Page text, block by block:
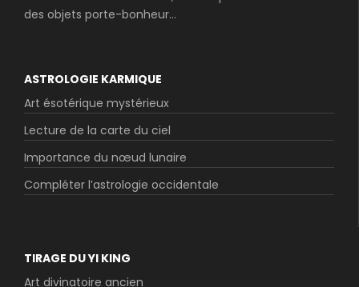
des objets porte-bonheur...
ASTROLOGIE KARMIQUE
Art ésotérique mystérieux
Lecture de la carte du ciel
Importance du nœud lunaire
Compléter l’astrologie occidentale
TIRAGE DU YI KING
Art divinatoire ancien